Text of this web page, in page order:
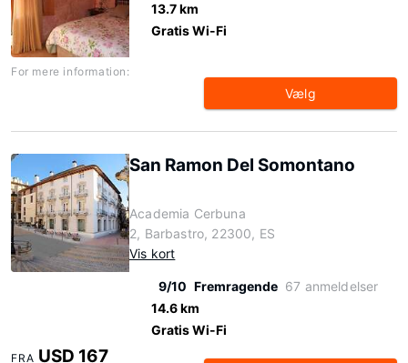
13.7 km
Gratis Wi-Fi
For mere information:
Vælg
San Ramon Del Somontano
Academia Cerbuna
2, Barbastro, 22300, ES
Vis kort
9/10 Fremragende 67 anmeldelser
14.6 km
Gratis Wi-Fi
FRA USD 167